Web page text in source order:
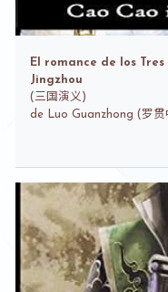
El romance de los
Jingzhou
( 三国演义)
de Luo Guanzhong (罗贯